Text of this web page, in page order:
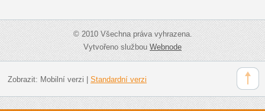
© 2010 Všechna práva vyhrazena.
Vytvořeno službouWebnode
Zobrazit: Mobilní verzi Standardní verzi